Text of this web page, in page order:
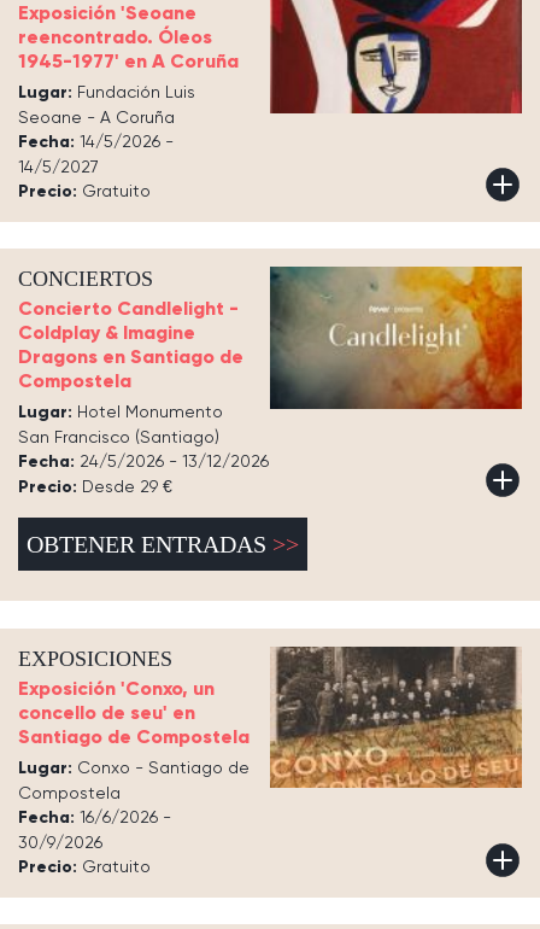
Exposición 'Seoane
reencontrado. Óleos
1945-1977' en A Coruña
Lugar: Fundación Luis
Seoane - A Coruña
Fecha: 14/5/2026 -
14/5/2027
Precio: Gratuito
CONCIERTOS
Concierto Candlelight -
Coldplay & Imagine
Dragons en Santiago de
Compostela
Lugar: Hotel Monumento
San Francisco (Santiago)
Fecha: 24/5/2026 - 13/12/2026
Precio: Desde 29 €
OBTENER ENTRADAS
EXPOSICIONES
Exposición 'Conxo, un
concello de seu' en
Santiago de Compostela
Lugar: Conxo - Santiago de
Compostela
Fecha: 16/6/2026 -
30/9/2026
Precio: Gratuito